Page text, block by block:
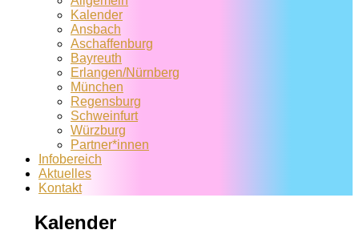
Kalender
Ansbach
Aschaffenburg
Bayreuth
Erlangen/Nürnberg
München
Regensburg
Schweinfurt
Würzburg
Partner*innen
Infobereich
Aktuelles
Kontakt
Kalender